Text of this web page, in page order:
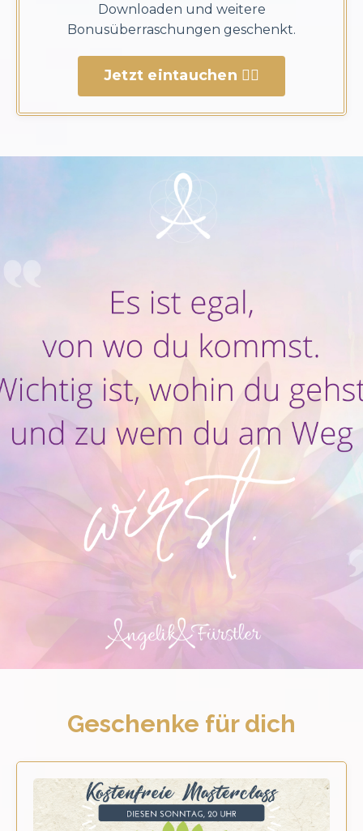
Downloaden und weitere
Bonusüberraschungen geschenkt.
Jetzt eintauchen 🧘‍♀️
Geschenke für dich